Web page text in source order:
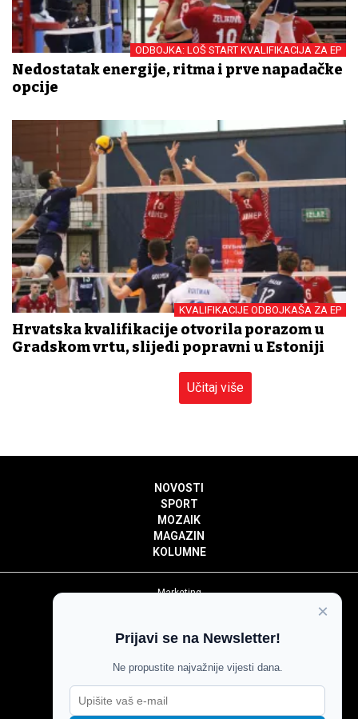
ODBOJKA: LOŠ START KVALIFIKACIJA ZA EP
Nedostatak energije, ritma i prve napadačke
opcije
KVALIFIKACIJE ODBOJKAŠA ZA EP
Hrvatska kvalifikacije otvorila porazom u
Gradskom vrtu, slijedi popravni u Estoniji
Učitaj više
NOVOSTI
SPORT
MOZAIK
MAGAZIN
KOLUMNE
Marketing
Impressum
Pravila komentiranja
Agroglas
×
Prijavi se na Newsletter!
Ne propustite najvažnije vijesti dana.